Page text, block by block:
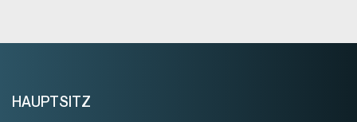
HAUPTSITZ